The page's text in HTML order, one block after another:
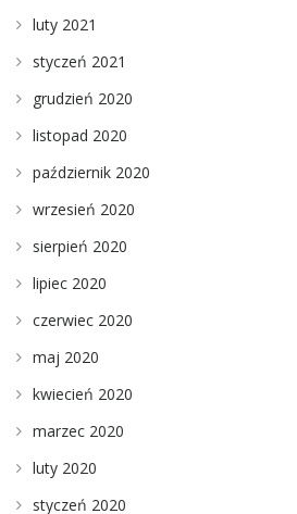
luty 2021
styczeń 2021
grudzień 2020
listopad 2020
październik 2020
wrzesień 2020
sierpień 2020
lipiec 2020
czerwiec 2020
maj 2020
kwiecień 2020
marzec 2020
luty 2020
styczeń 2020